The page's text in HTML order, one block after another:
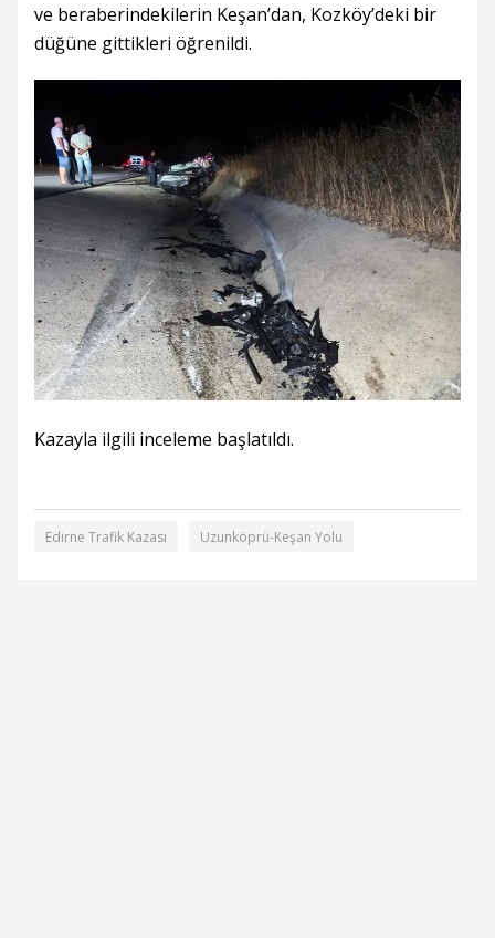
ve beraberindekilerin Keşan’dan, Kozköy’deki bir
düğüne gittikleri öğrenildi.
Kazayla ilgili inceleme başlatıldı.
Edirne Trafik Kazası Uzunköprü-Keşan Yolu